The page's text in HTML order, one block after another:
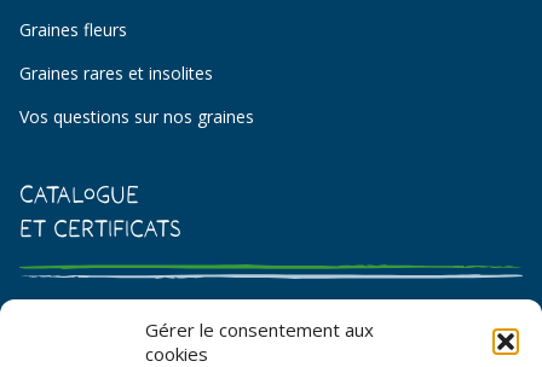
Gérer le consentement aux
cookies
Graines fleurs
Graines rares et insolites
Vos questions sur nos graines
Catalogue
et certificats
Catalogue de graines et semences